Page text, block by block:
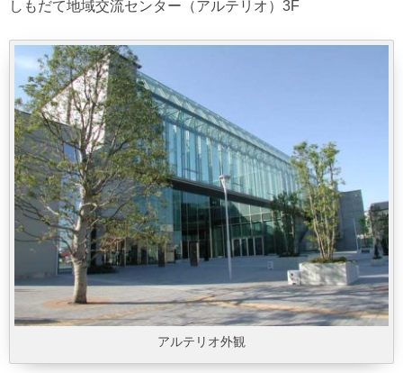
しもだて地域交流センター（アルテリオ）3F
アルテリオ外観